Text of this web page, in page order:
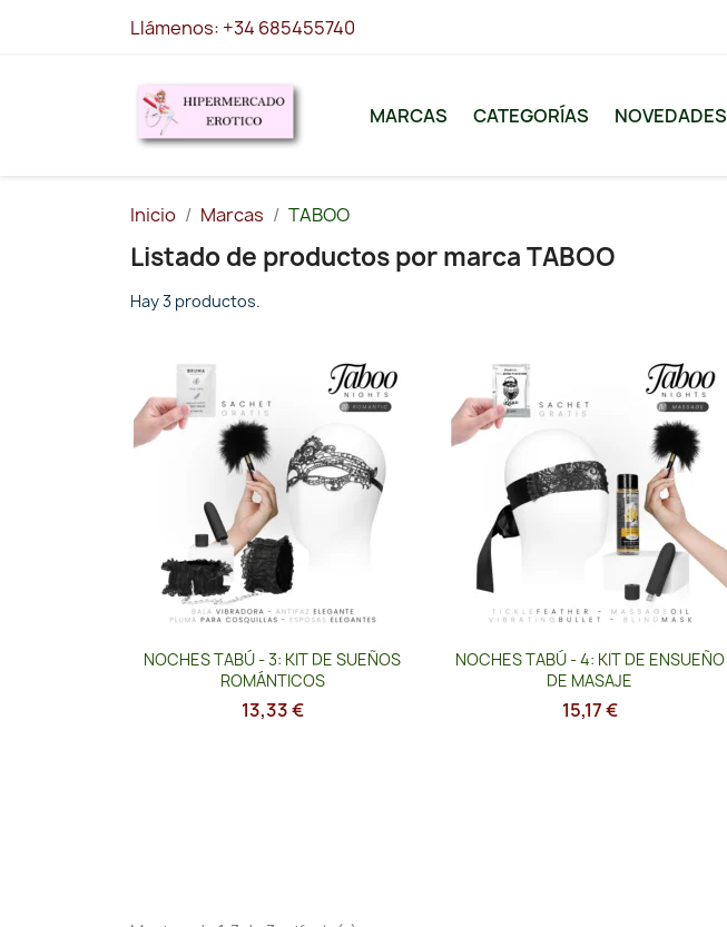
Llámenos: +34 685455740
MARCAS CATEGORÍAS NOVEDADES
Inicio Marcas TABOO
Listado de productos por marca TABOO
Hay 3 productos.
Vista rápida
NOCHES TABÚ - 3: KIT DE SUEÑOS
ROMÁNTICOS
13,33 €
Vista rápida
NOCHES TABÚ - 4: KIT DE ENSUEÑO
DE MASAJE
15,17 €